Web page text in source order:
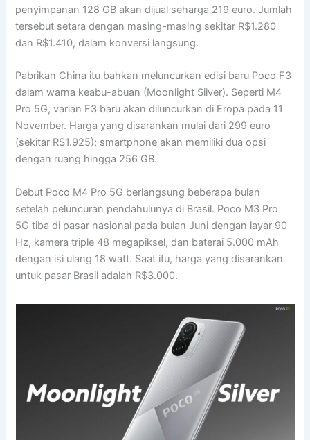
penyimpanan 128 GB akan dijual seharga 219 euro. Jumlah
tersebut setara dengan masing-masing sekitar R$1.280
dan R$1.410, dalam konversi langsung.
Pabrikan China itu bahkan meluncurkan edisi baru Poco F3
dalam warna keabu-abuan (Moonlight Silver). Seperti M4
Pro 5G, varian F3 baru akan diluncurkan di Eropa pada 11
November. Harga yang disarankan mulai dari 299 euro
(sekitar R$1.925); smartphone akan memiliki dua opsi
dengan ruang hingga 256 GB.
Debut Poco M4 Pro 5G berlangsung beberapa bulan
setelah peluncuran pendahulunya di Brasil. Poco M3 Pro
5G tiba di pasar nasional pada bulan Juni dengan layar 90
Hz, kamera triple 48 megapiksel, dan baterai 5.000 mAh
dengan isi ulang 18 watt. Saat itu, harga yang disarankan
untuk pasar Brasil adalah R$3.000.